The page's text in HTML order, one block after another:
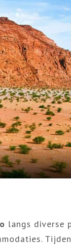
langs diverse